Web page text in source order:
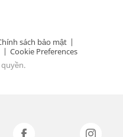
sách bảo mật |
| Cookie Preferences